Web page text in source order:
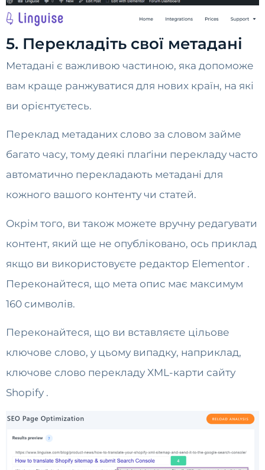
5. Перекладіть свої метадані
Метадані є важливою частиною, яка допоможе
вам краще ранжуватися для нових країн, на які
ви орієнтуєтесь.
Переклад метаданих слово за словом займе
багато часу, тому деякі плаґіни перекладу часто
автоматично перекладають метадані для
кожного вашого контенту чи статей.
Окрім того, ви також можете вручну редагувати
контент, який ще не опубліковано, ось приклад
якщо ви використовуєте редактор Elementor .
Переконайтеся, що мета опис має максимум
160 символів.
Переконайтеся, що ви вставляєте цільове
ключове слово, у цьому випадку, наприклад,
ключове слово перекладу XML-карти сайту
Shopify .